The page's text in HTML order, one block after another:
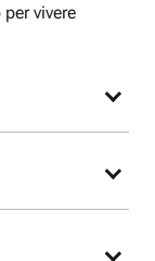
vivere
Fastweb